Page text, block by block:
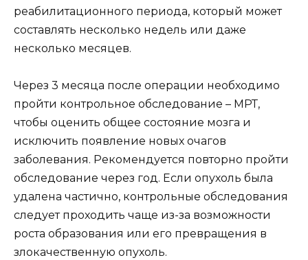
реабилитационного периода, который может
составлять несколько недель или даже
несколько месяцев.
Через 3 месяца после операции необходимо
пройти контрольное обследование – МРТ,
чтобы оценить общее состояние мозга и
исключить появление новых очагов
заболевания. Рекомендуется повторно пройти
обследование через год. Если опухоль была
удалена частично, контрольные обследования
следует проходить чаще из-за возможности
роста образования или его превращения в
злокачественную опухоль.